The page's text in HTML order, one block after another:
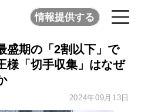
情報提供する
盛期の「2割以下」で
「切手収集」はなぜ
2024年09月13日